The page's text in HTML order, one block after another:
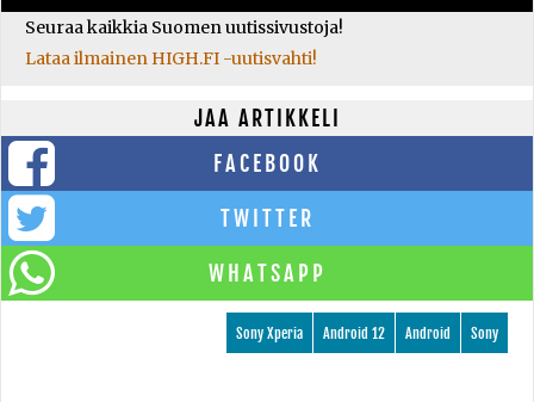
Seuraa kaikkia Suomen uutissivustoja!
Lataa ilmainen HIGH.FI -uutisvahti!
JAA ARTIKKELI
FACEBOOK
TWITTER
WHATSAPP
Sony
Android
Android 12
Sony Xperia